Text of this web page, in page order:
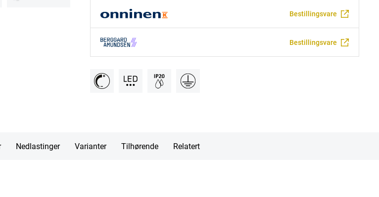
Bestillingsvare
Bestillingsvare
Nedlastinger Varianter Tilhørende Relatert